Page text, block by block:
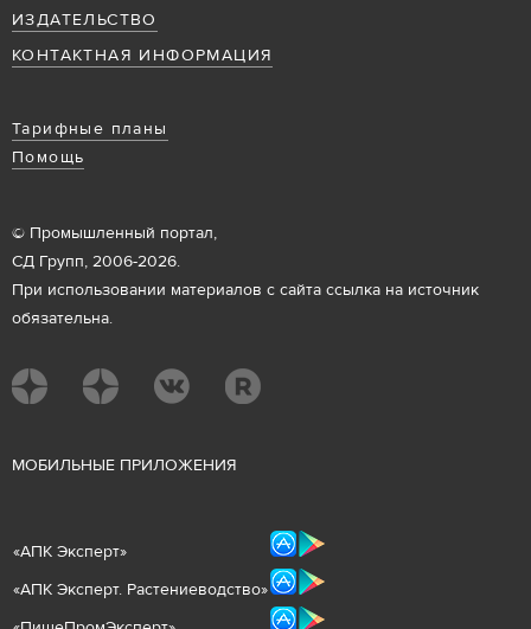
ИЗДАТЕЛЬСТВО
КОНТАКТНАЯ ИНФОРМАЦИЯ
Тарифные планы
Помощь
© Промышленный портал,
СД Групп, 2006-2026.
При использовании материалов с сайта ссылка на источник
обязательна.
МОБИЛЬНЫЕ ПРИЛОЖЕНИЯ
«АПК Эксперт»
«АПК Эксперт. Растениеводство»